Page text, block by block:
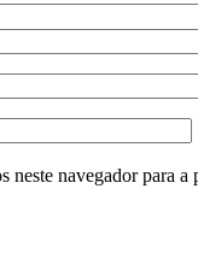
neste navegador para